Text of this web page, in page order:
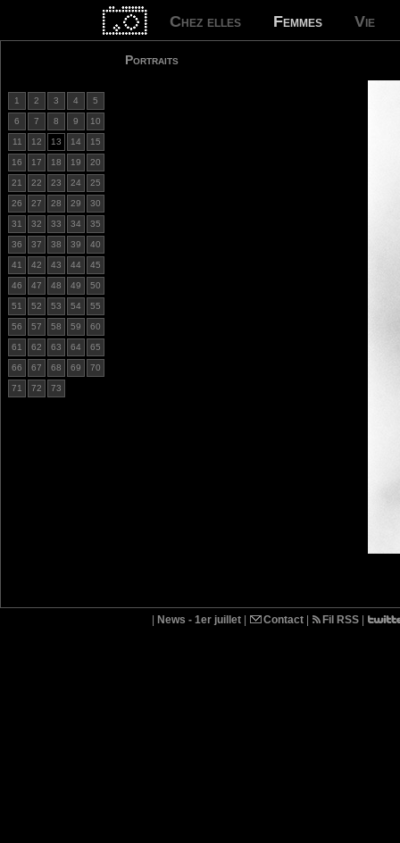
Chez elles Femmes Vie
Portraits
1 2 3 4 5
6 7 8 9 10
11 12 13 14 15
16 17 18 19 20
21 22 23 24 25
26 27 28 29 30
31 32 33 34 35
36 37 38 39 40
41 42 43 44 45
46 47 48 49 50
51 52 53 54 55
56 57 58 59 60
61 62 63 64 65
66 67 68 69 70
71 72 73
News - 1er juillet Contact Fil RSS